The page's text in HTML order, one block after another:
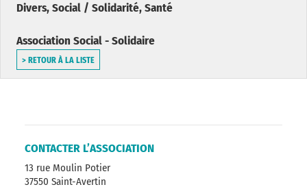
Divers, Social / Solidarité, Santé
Association Social - Solidaire
> RETOUR À LA LISTE
CONTACTER L’ASSOCIATION
13 rue Moulin Potier
37550 Saint-Avertin